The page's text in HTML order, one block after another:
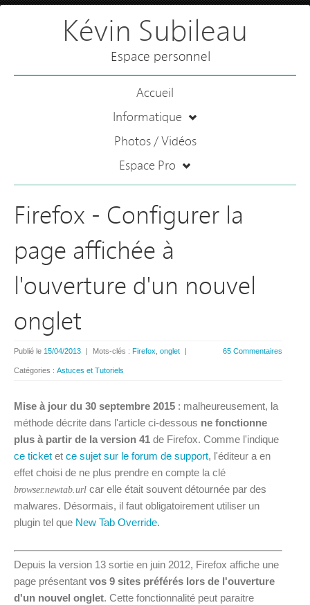
Kévin Subileau
Espace personnel
Accueil
Informatique
Photos / Vidéos
Espace Pro
Firefox - Configurer la
page affichée à
l'ouverture d'un nouvel
onglet
65 Commentaires
Publié le 15/04/2013 | Mots-clés : Firefox onglet |
Catégories : Astuces et Tutoriels
Mise à jour du 30 septembre 2015 : malheureusement, la
méthode décrite dans l'article ci-dessous ne fonctionne
plus à partir de la version 41 de Firefox. Comme l'indique
ce ticket et ce sujet sur le forum de support, l'éditeur a en
effet choisi de ne plus prendre en compte la clé
browser.newtab.url car elle était souvent détournée par des
malwares. Désormais, il faut obligatoirement utiliser un
plugin tel que New Tab Override.
Depuis la version 13 sortie en juin 2012, Firefox affiche une
page présentant vos 9 sites préférés lors de l'ouverture
d'un nouvel onglet. Cette fonctionnalité peut paraitre